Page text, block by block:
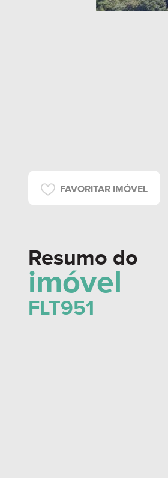
FAVORITAR IMÓVEL
Resumo do
imóvel
FLT951